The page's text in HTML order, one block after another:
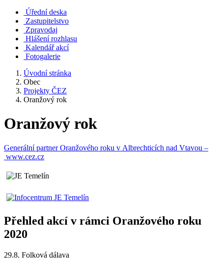
Úřední deska
Zastupitelstvo
Zpravodaj
Hlášení rozhlasu
Kalendář akcí
Fotogalerie
Úvodní stránka
Obec
Projekty ČEZ
Oranžový rok
Oranžový rok
Generální partner Oranžového roku v Albrechticích nad Vtavou –
www.cez.cz
Přehled akcí v rámci Oranžového roku
2020
29.8. Folková dálava